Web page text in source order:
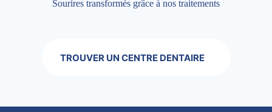
Sourires transformés grâce à nos traitements
TROUVER UN CENTRE DENTAIRE